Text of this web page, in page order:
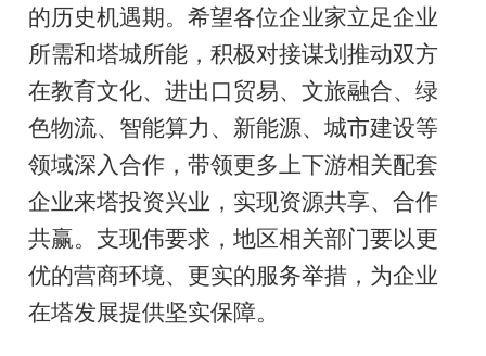
的历史机遇期。希望各位企业家立足企业
所需和塔城所能，积极对接谋划推动双方
在教育文化、进出口贸易、文旅融合、绿
色物流、智能算力、新能源、城市建设等
领域深入合作，带领更多上下游相关配套
企业来塔投资兴业，实现资源共享、合作
共赢。支现伟要求，地区相关部门要以更
优的营商环境、更实的服务举措，为企业
在塔发展提供坚实保障。